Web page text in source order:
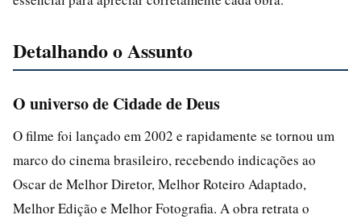
Detalhando o Assunto
O universo de Cidade de Deus
O filme foi lançado em 2002 e rapidamente se tornou um
marco do cinema brasileiro, recebendo indicações ao
Oscar de Melhor Diretor, Melhor Roteiro Adaptado,
Melhor Edição e Melhor Fotografia. A obra retrata o